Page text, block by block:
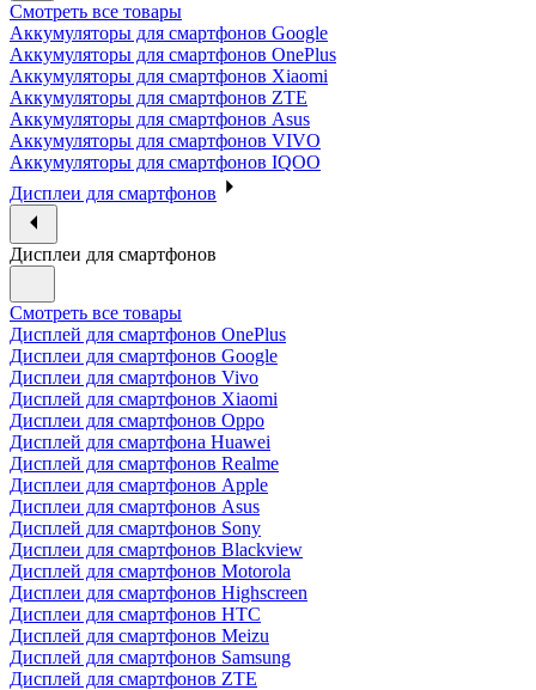
Смотреть все товары
Аккумуляторы для смартфонов Google
Аккумуляторы для смартфонов OnePlus
Аккумуляторы для смартфонов Xiaomi
Аккумуляторы для смартфонов ZTE
Аккумуляторы для cмартфонов Asus
Аккумуляторы для смартфонов VIVO
Аккумуляторы для смартфонов IQOO
Дисплеи для смартфонов
Дисплеи для смартфонов
Смотреть все товары
Дисплей для смартфонов OnePlus
Дисплеи для смартфонов Google
Дисплеи для смартфонов Vivo
Дисплей для смартфонов Xiaomi
Дисплеи для смартфонов Oppo
Дисплей для смартфона Huawei
Дисплей для смартфонов Realme
Дисплеи для смартфонов Apple
Дисплеи для смартфонов Asus
Дисплей для смартфонов Sony
Дисплеи для смартфонов Blackview
Дисплей для смартфонов Motorola
Дисплеи для смартфонов Highscreen
Дисплеи для смартфонов HTC
Дисплей для смартфонов Meizu
Дисплей для смартфонов Samsung
Дисплей для смартфонов ZTE